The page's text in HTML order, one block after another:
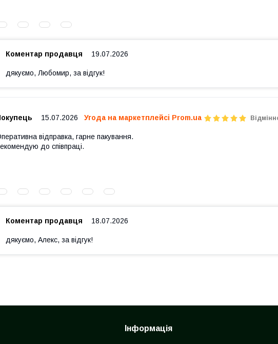
Коментар продавця 19.07.2026
дякуємо, Любомир, за відгук!
15.07.2026 Угода на маркетплейсі Prom.ua
відправка, гарне пакування.
до співпраці.
Коментар продавця 18.07.2026
дякуємо, Алекс, за відгук!
Інформація